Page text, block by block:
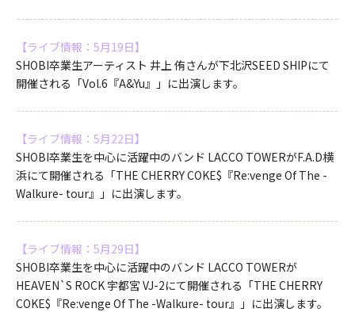
【ライブ情報：5月19日】
SHOBI卒業生アーティスト 井上 侑さんが下北沢SEED SHIPにて
開催される「Vol.6『A&Yu』」に出演します。
【ライブ情報：5月22日】
SHOBI卒業生を中心に活躍中のバンド LACCO TOWERがF.A.D横
浜にて開催される「THE CHERRY COKE$『Re:venge Of The -
Walkure- tour』」に出演します。
【ライブ情報：5月29日】
SHOBI卒業生を中心に活躍中のバンド LACCO TOWERが
HEAVEN`S ROCK 宇都宮 VJ-2にて開催される「THE CHERRY
COKE$『Re:venge Of The -Walkure- tour』」に出演します。